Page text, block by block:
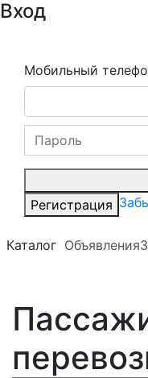
Вход
Мобильный
Регистрация
Каталог Объявления